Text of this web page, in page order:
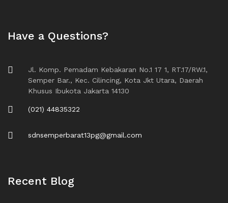
Have a Questions?
Jl. Komp. Pemadam Kebakaran No.1 17 1, RT.17/RW.1,
Semper Bar., Kec. Cilincing, Kota Jkt Utara, Daerah
Khusus Ibukota Jakarta 14130
(021) 44835322
sdnsemperbarat13pg@gmail.com
Recent Blog